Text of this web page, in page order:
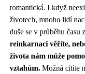
romantická. I když
životech, mnoho lidí
duše se v průběhu času
reinkarnaci věříte,
života nám může
vztahům. Možná cítíte